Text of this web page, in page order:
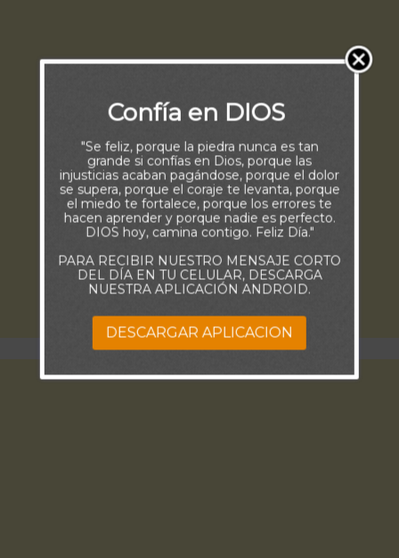
Confía en DIOS
"Se feliz, porque la piedra nunca es tan
grande si confías en Dios, porque las
injusticias acaban pagándose, porque el dolor
se supera, porque el coraje te levanta, porque
el miedo te fortalece, porque los errores te
hacen aprender y porque nadie es perfecto.
DIOS hoy, camina contigo. Feliz Día."
PARA RECIBIR NUESTRO MENSAJE CORTO
DEL DÍA EN TU CELULAR, DESCARGA
NUESTRA APLICACIÓN ANDROID.
DESCARGAR APLICACION